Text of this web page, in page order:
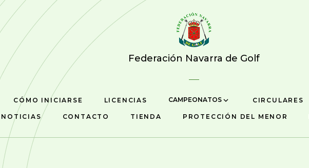
Federación Navarra de Golf
CÓMO INICIARSE LICENCIAS CAMPEONATOS CIRCULARES
NOTICIAS CONTACTO TIENDA PROTECCIÓN DEL MENOR